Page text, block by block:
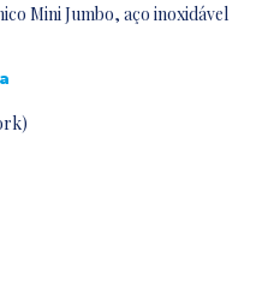
Mini Jumbo, aço inoxidável